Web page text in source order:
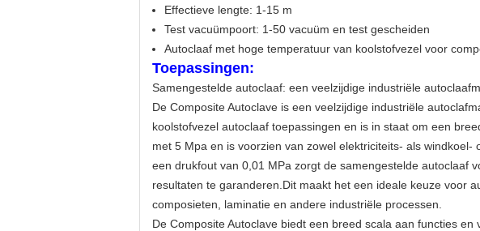
Effectieve lengte: 1-15 m
Test vacuümpoort: 1-50 vacuüm en test gescheiden
Autoclaaf met hoge temperatuur van koolstofvezel voor
Toepassingen:
Samengestelde autoclaaf: een veelzijdige industriële
De Composite Autoclave is een veelzijdige industriële
koolstofvezel autoclaaf toepassingen en is in staat om een
met 5 Mpa en is voorzien van zowel elektriciteits- als
een drukfout van 0,01 MPa zorgt de samengestelde autoclaaf
resultaten te garanderen.Dit maakt het een ideale keuze voor
composieten, laminatie en andere industriële processen.
De Composite Autoclave biedt een breed scala aan functies